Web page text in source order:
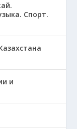
Спорт.
и